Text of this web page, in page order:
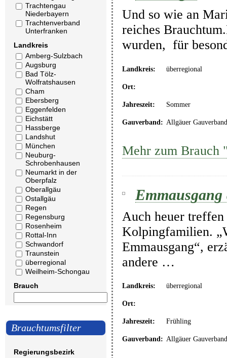
Trachtengau
Niederbayern
Trachtenverband
Unterfranken
Landkreis
Amberg-Sulzbach
Augsburg
Bad Tölz-
Wolfratshausen
Cham
Ebersberg
Eggenfelden
Eichstätt
Hassberge
Landshut
München
Neuburg-
Schrobenhausen
Neumarkt in der
Oberpfalz
Oberallgäu
Ostallgäu
Regen
Regensburg
Rosenheim
Rottal-Inn
Schwandorf
Traunstein
überregional
Weilheim-Schongau
Brauch
Brauchtumsfilter
Regierungsbezirk
Und so wie an
reiches
wurden, für
Landkreis: überregional
Ort:
Jahreszeit: Sommer
Gauverband: Allgäuer Gauverband
Mehr zum Brauch
Auch heuer
Kolpingfamilien.
Emmausgang“,
andere …
Landkreis: überregional
Ort:
Jahreszeit: Frühling
Gauverband: Allgäuer Gauverband